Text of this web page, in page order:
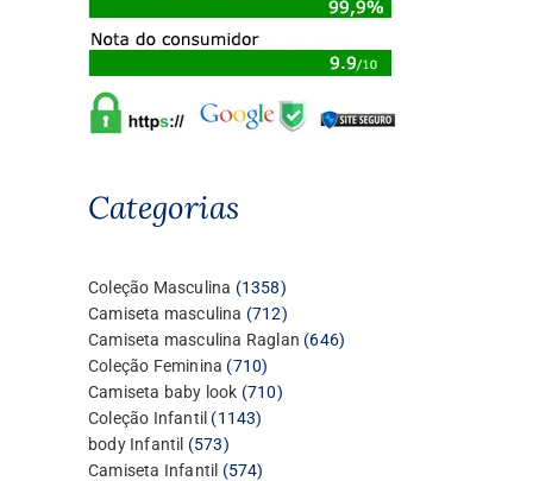
Categorias
Coleção Masculina 13581358
produtos
Camiseta masculina 712712
produtos
Camiseta masculina Raglan 646646
Coleção Feminina 710710
produtos
Camiseta baby look 710710
Coleção Infantil 11431143
body Infantil 573573
produtos
Camiseta Infantil 574574